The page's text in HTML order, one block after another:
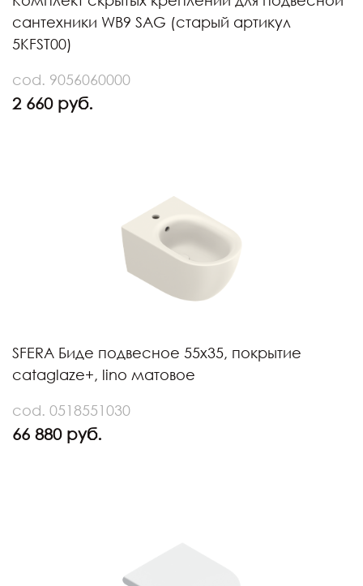
сантехники WB9 SAG (старый артикул
5KFST00)
cod. 9056060000
2 660 руб.
SFERA Биде подвесное 55х35, покрытие
cataglaze+, lino матовое
cod. 0518551030
66 880 руб.